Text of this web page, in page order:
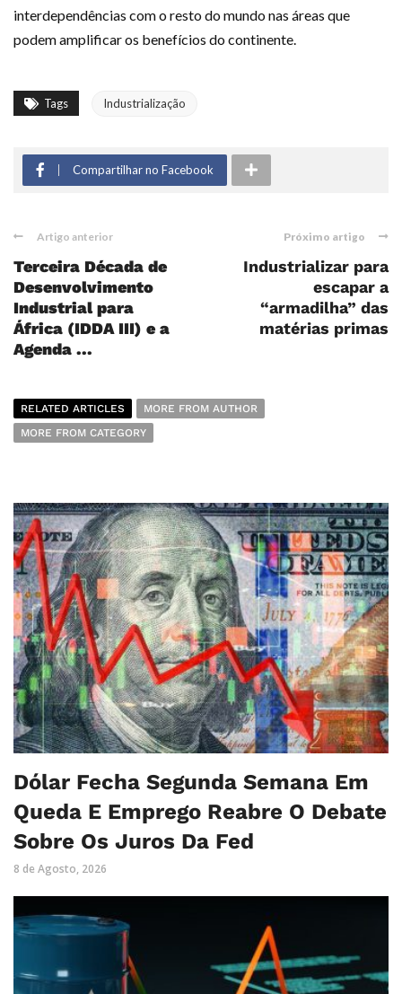
interdependências com o resto do mundo nas áreas que
podem amplificar os benefícios do continente.
Tags Industrialização
Compartilhar no Facebook
Artigo anterior
Terceira Década de
Desenvolvimento
Industrial para
África (IDDA III) e a
Agenda ...
Próximo artigo
Industrializar para
escapar a
“armadilha” das
matérias primas
RELATED ARTICLES
MORE FROM AUTHOR
MORE FROM CATEGORY
Dólar Fecha Segunda Semana Em
Queda E Emprego Reabre O Debate
Sobre Os Juros Da Fed
8 de Agosto, 2026